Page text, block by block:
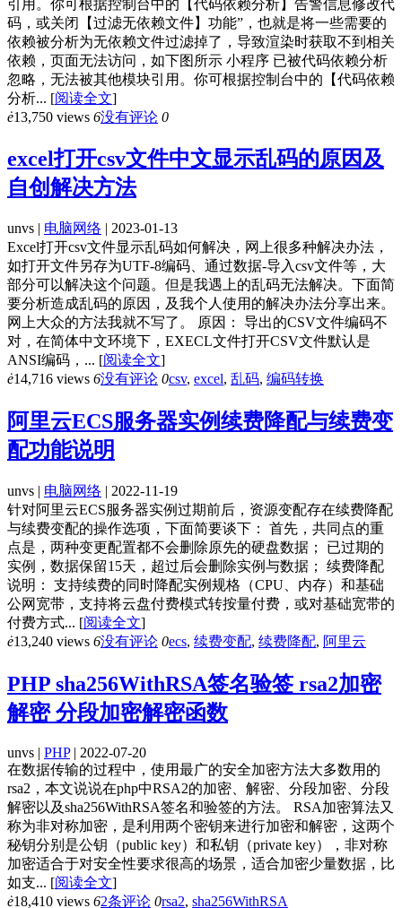
引用。你可根据控制台中的【代码依赖分析】告警信息修改代
码，或关闭【过滤无依赖文件】功能”，也就是将一些需要的
依赖被分析为无依赖文件过滤掉了，导致渲染时获取不到相关
依赖，页面无法访问，如下图所示 小程序 已被代码依赖分析
忽略，无法被其他模块引用。你可根据控制台中的【代码依赖
分析... [阅读全文]
ė13,750 views 6没有评论 0
excel打开csv文件中文显示乱码的原因及
自创解决方法
unvs | 电脑网络 | 2023-01-13
Excel打开csv文件显示乱码如何解决，网上很多种解决办法，
如打开文件另存为UTF-8编码、通过数据-导入csv文件等，大
部分可以解决这个问题。但是我遇上的乱码无法解决。下面简
要分析造成乱码的原因，及我个人使用的解决办法分享出来。
网上大众的方法我就不写了。 原因： 导出的CSV文件编码不
对，在简体中文环境下，EXECL文件打开CSV文件默认是
ANSI编码，... [阅读全文]
ė14,716 views 6没有评论 0csv, excel, 乱码, 编码转换
阿里云ECS服务器实例续费降配与续费变
配功能说明
unvs | 电脑网络 | 2022-11-19
针对阿里云ECS服务器实例过期前后，资源变配存在续费降配
与续费变配的操作选项，下面简要谈下： 首先，共同点的重
点是，两种变更配置都不会删除原先的硬盘数据； 已过期的
实例，数据保留15天，超过后会删除实例与数据； 续费降配
说明： 支持续费的同时降配实例规格（CPU、内存）和基础
公网宽带，支持将云盘付费模式转按量付费，或对基础宽带的
付费方式... [阅读全文]
ė13,240 views 6没有评论 0ecs, 续费变配, 续费降配, 阿里云
PHP sha256WithRSA签名验签 rsa2加密
解密 分段加密解密函数
unvs | PHP| 2022-07-20
在数据传输的过程中，使用最广的安全加密方法大多数用的
rsa2，本文说说在php中RSA2的加密、解密、分段加密、分段
解密以及sha256WithRSA签名和验签的方法。 RSA加密算法又
称为非对称加密，是利用两个密钥来进行加密和解密，这两个
秘钥分别是公钥（public key）和私钥（private key），非对称
加密适合于对安全性要求很高的场景，适合加密少量数据，比
如支... [阅读全文]
ė18,410 views 62条评论 0rsa2, sha256WithRSA